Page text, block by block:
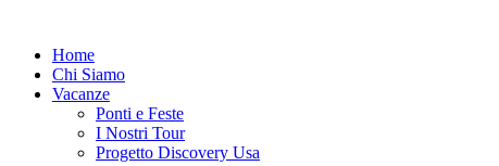
contenutoHome
Chi Siamo
Vacanze
Ponti e Feste
I Nostri Tour
Progetto Discovery Usa